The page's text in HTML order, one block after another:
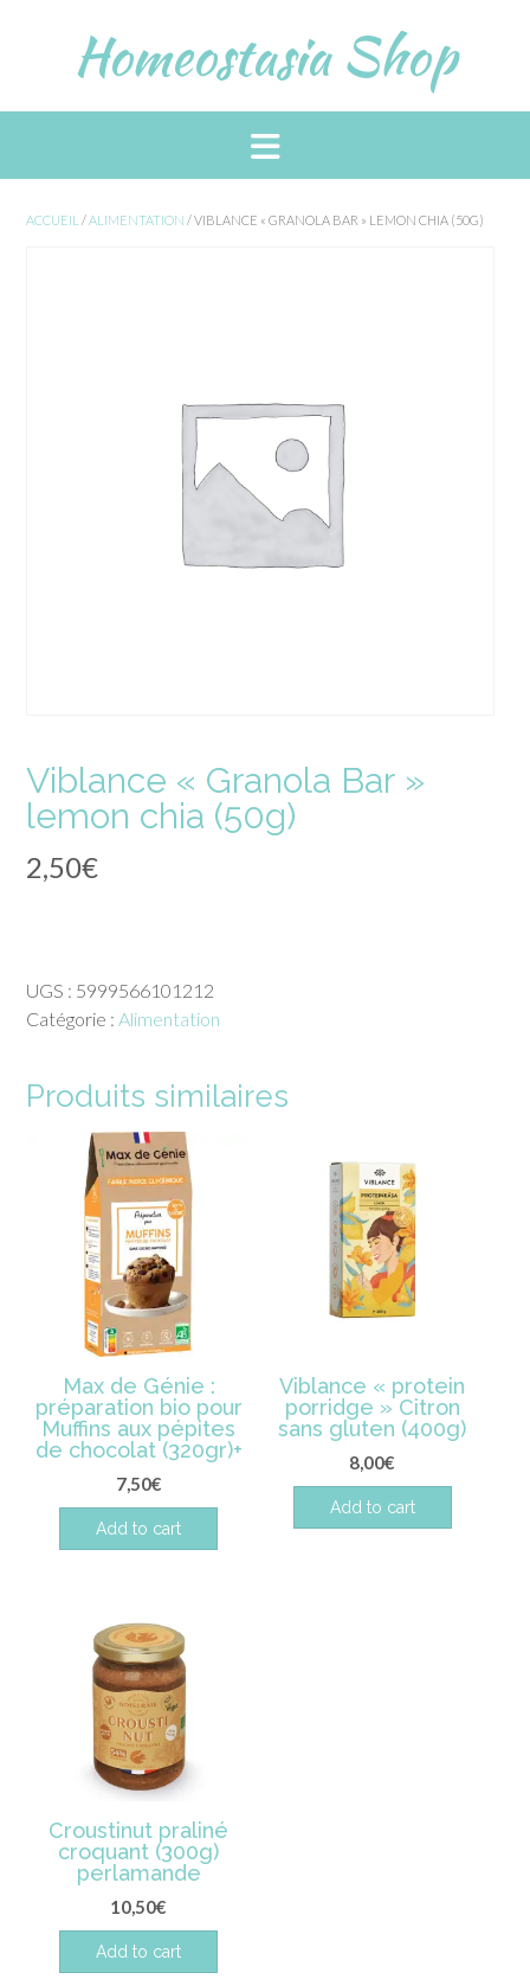
Homeostasia Shop
ACCUEIL /ALIMENTATION / VIBLANCE « GRANOLA BAR » LEMON CHIA (50G)
Viblance « Granola Bar »
lemon chia (50g)
2,50€
UGS : 5999566101212
Catégorie : Alimentation
Produits similaires
Max de Génie :
préparation bio pour
Muffins aux pépites
de chocolat (320gr)+
7,50€
Add to cart
Viblance « protein
porridge » Citron
sans gluten (400g)
8,00€
Add to cart
Croustinut praliné
croquant (300g)
perlamande
10,50€
Add to cart